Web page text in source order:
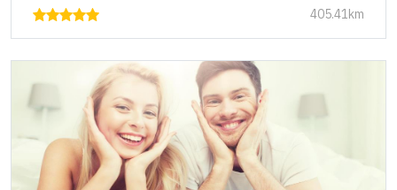
405.41km